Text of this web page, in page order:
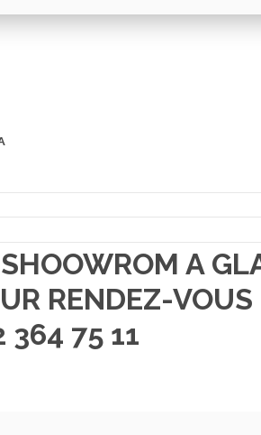
A
RENDEZ-VOUS
364 75 11